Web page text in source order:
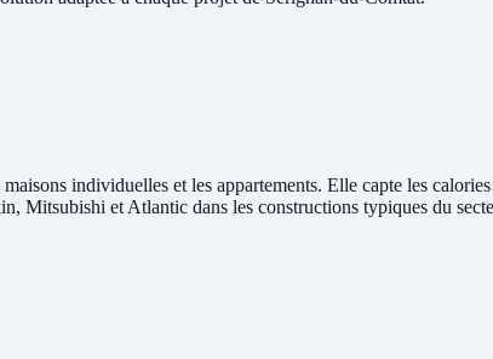
individuelles et les appartements. Elle capte les
Mitsubishi et Atlantic dans les constructions typiques du